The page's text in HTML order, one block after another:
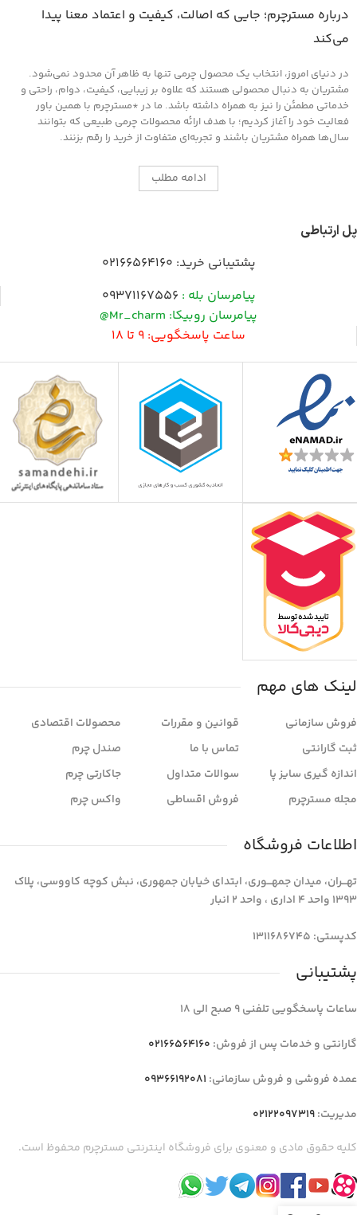
درباره مسترچرم؛ جایی که اصالت، کیفیت و اعتماد معنا پیدا
می‌کند
در دنیای امروز، انتخاب یک محصول چرمی تنها به ظاهر آن محدود نمی‌شود.
مشتریان به دنبال محصولی هستند که علاوه بر زیبایی، کیفیت، دوام، راحتی و
خدماتی مطمئن را نیز به همراه داشته باشد. ما در *مسترچرم با همین باور
فعالیت خود را آغاز کردیم؛ با هدف ارائه محصولات چرمی طبیعی که بتوانند
سال‌ها همراه مشتریان باشند و تجربه‌ای متفاوت از خرید را رقم بزنند.
ادامه مطلب
پل ارتباطی
پشتیبانی خرید: 02166564160
پیامرسان بله : 09371167556
پیامرسان روبیکا: Mr_charm@
ساعت پاسخگویی: 9 تا 18
لینک های مهم
فروش سازمانی
ثبت گارانتی
اندازه گیری سایز پا
مجله مسترچرم
قوانین و مقررات
تماس با ما
سوالات متداول
فروش اقساطی
محصولات اقتصادی
صندل چرم
جاکارتی چرم
واکس چرم
اطلاعات فروشگاه
تهـــران، میدان جمهـــوری، ابتدای خیابان جمهوری، نبش کوچه کاووسی، پلاک
1393 واحد 4 اداری ، واحد 2 انبار
کدپستی: 1311686745
پشتیبانی
ساعات پاسخگویی تلفنی 9 صبح الی 18
گارانتی و خدمات پس از فروش: 02166564160
عمده فروشی و فروش سازمانی: 09366192081
مدیریت:02122097319
کلیه حقوق مادی و معنوی برای فروشگاه اینترنتی مسترچرم محفوظ است.